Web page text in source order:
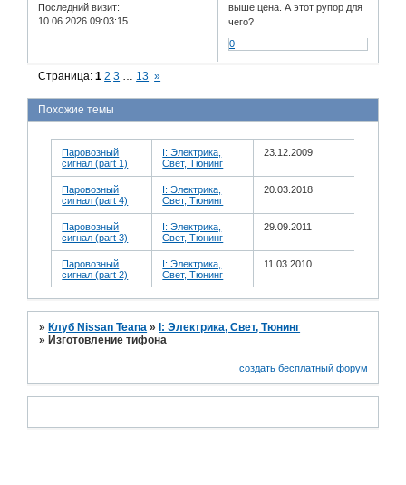
Последний визит:
10.06.2026 09:03:15
выше цена. А этот рупор для
чего?
0
Страница:1 2 3 13 »
Похожие темы
Паровозный
сигнал (part 1)
I: Электрика,
Свет, Тюнинг
23.12.2009
Паровозный
сигнал (part 4)
I: Электрика,
Свет, Тюнинг
20.03.2018
Паровозный
сигнал (part 3)
I: Электрика,
Свет, Тюнинг
29.09.2011
Паровозный
сигнал (part 2)
I: Электрика,
Свет, Тюнинг
11.03.2010
» Клуб Nissan Teana » I: Электрика, Свет, Тюнинг
» Изготовление тифона
создать бесплатный форум